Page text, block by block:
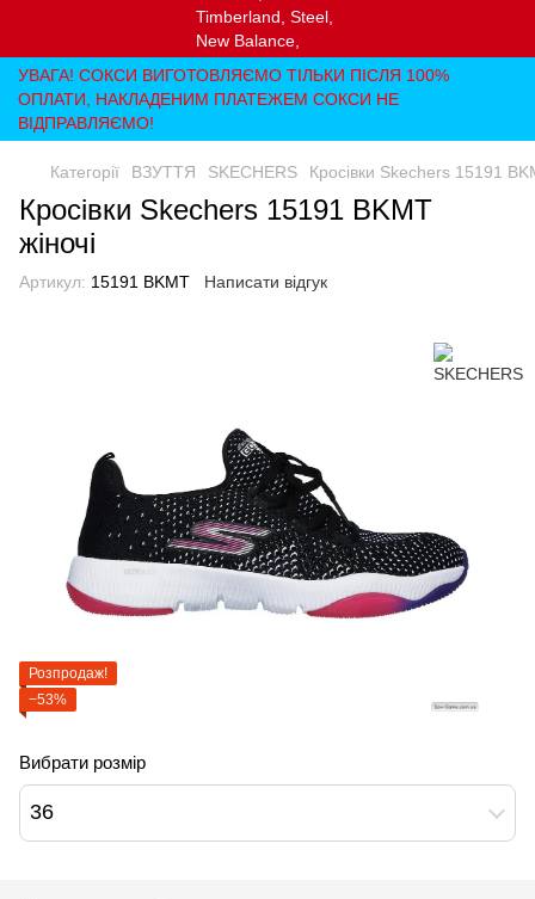
УВАГА! СОКСИ ВИГОТОВЛЯЄМО ТІЛЬКИ ПІСЛЯ 100%
ОПЛАТИ, НАКЛАДЕНИМ ПЛАТЕЖЕМ СОКСИ НЕ
ВІДПРАВЛЯЄМО!
Категорії ВЗУТТЯ SKECHERS Кросівки Skechers 15191
Кросівки Skechers 15191 BKMT
жіночі
Артикул: 15191 BKMT Написати відгук
Розпродаж!
−53%
Вибрати розмір
36